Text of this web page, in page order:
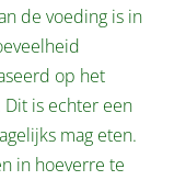
de voeding is in
op het
Dit is echter een
mag eten.
in hoeverre te